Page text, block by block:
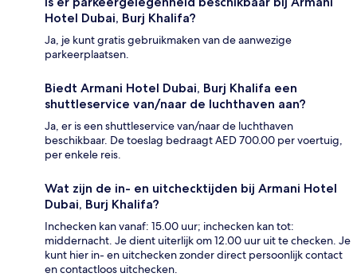
Hotel Dubai, Burj Khalifa?
Ja, je kunt gratis gebruikmaken van de aanwezige
parkeerplaatsen.
Biedt Armani Hotel Dubai, Burj Khalifa een
shuttleservice van/naar de luchthaven aan?
Ja, er is een shuttleservice van/naar de luchthaven
beschikbaar. De toeslag bedraagt AED 700.00 per voertuig,
per enkele reis.
Wat zijn de in- en uitchecktijden bij Armani Hotel
Dubai, Burj Khalifa?
Inchecken kan vanaf: 15.00 uur; inchecken kan tot:
middernacht. Je dient uiterlijk om 12.00 uur uit te checken. Je
kunt hier in- en uitchecken zonder direct persoonlijk contact
en contactloos uitchecken.